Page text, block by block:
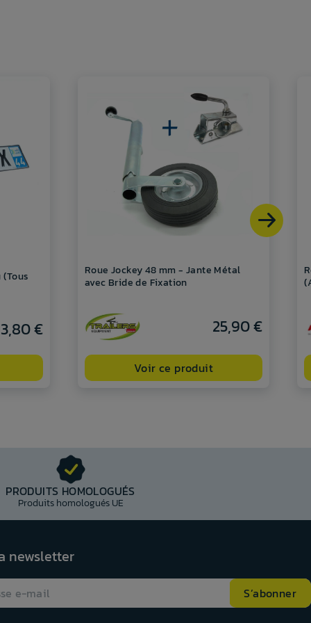
€
Roue Jockey 48 mm - Jante Métal
avec Bride de Fixation
25,90 €
Voir ce produit
PRODUITS HOMOLOGUÉS
Produits homologués UE
newsletter